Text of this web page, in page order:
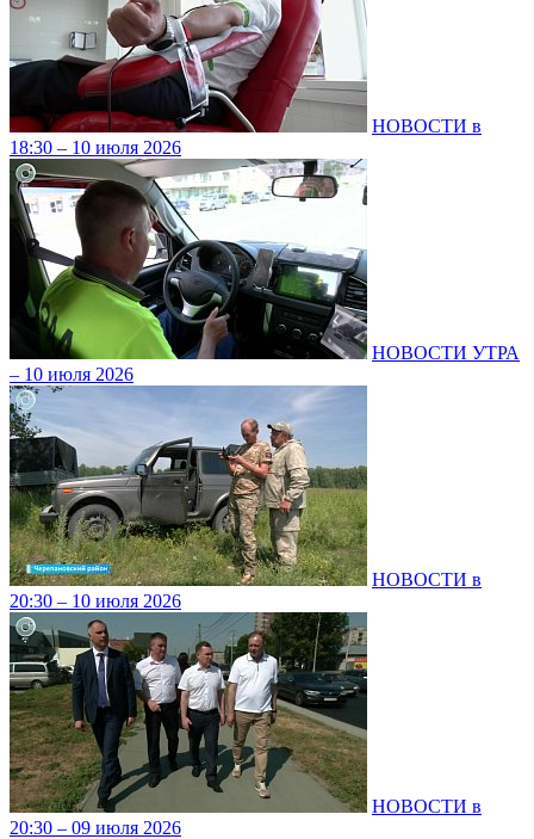
НОВОСТИ в
18:30 – 10 июля 2026
НОВОСТИ УТРА
– 10 июля 2026
НОВОСТИ в
20:30 – 10 июля 2026
НОВОСТИ в
20:30 – 09 июля 2026